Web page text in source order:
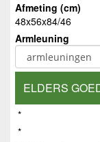
Afmeting (cm)
48x56x84/46
Armleuning
ELDERS
*
*